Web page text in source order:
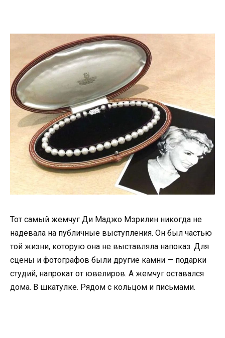
Тот самый жемчуг Ди Маджо Мэрилин никогда не
надевала на публичные выступления. Он был частью
той жизни, которую она не выставляла напоказ. Для
сцены и фотографов были другие камни — подарки
студий, напрокат от ювелиров. А жемчуг оставался
дома. В шкатулке. Рядом с кольцом и письмами.